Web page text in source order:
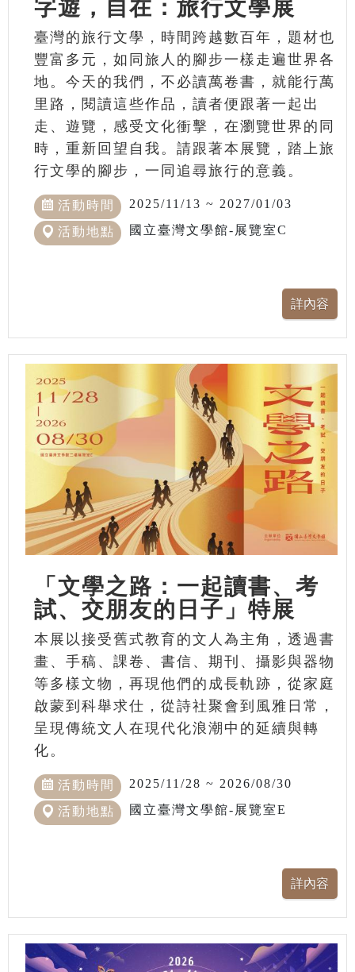
字遊，自在：旅行文學展
臺灣的旅行文學，時間跨越數百年，題材也
豐富多元，如同旅人的腳步一樣走遍世界各
地。今天的我們，不必讀萬卷書，就能行萬
里路，閱讀這些作品，讀者便跟著一起出
走、遊覽，感受文化衝擊，在瀏覽世界的同
時，重新回望自我。請跟著本展覽，踏上旅
行文學的腳步，一同追尋旅行的意義。
活動時間 2025/11/13 ~ 2027/01/03
活動地點 國立臺灣文學館-展覽室C
「文學之路：一起讀書、考
試、交朋友的日子」特展
本展以接受舊式教育的文人為主角，透過書
畫、手稿、課卷、書信、期刊、攝影與器物
等多樣文物，再現他們的成長軌跡，從家庭
啟蒙到科舉求仕，從詩社聚會到風雅日常，
呈現傳統文人在現代化浪潮中的延續與轉
化。
活動時間 2025/11/28 ~ 2026/08/30
活動地點 國立臺灣文學館-展覽室E